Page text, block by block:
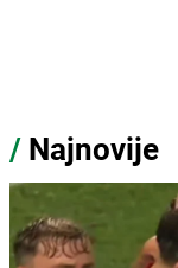
/ Najnovije